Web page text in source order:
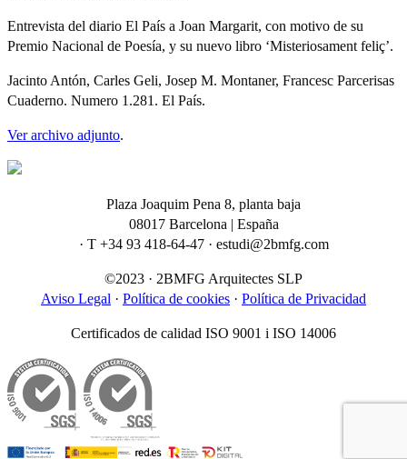
Entrevista del diario El País a Joan Margarit, con motivo de su
Premio Nacional de Poesía, y su nuevo libro ‘Misteriosament feliç’.
Jacinto Antón, Carles Geli, Josep M. Montaner, Francesc Parcerisas
Cuaderno. Numero 1.281. El País.
Ver archivo adjunto.
Plaza Joaquim Pena 8, planta baja
08017 Barcelona | España
· T +34 93 418-64-47 · estudi@2bmfg.com
©2023 · 2BMFG Arquitectes SLP
Aviso Legal · Política de cookies · Política de Privacidad
Certificados de calidad ISO 9001 i ISO 14006